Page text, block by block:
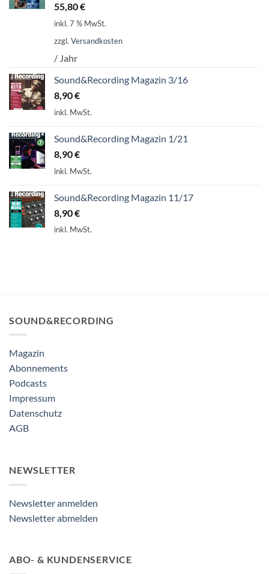
55,80€
inkl. 7 % MwSt.
zzgl. Versandkosten
/ Jahr
Sound&Recording Magazin 3/16
8,90€
inkl. MwSt.
Sound&Recording Magazin 1/21
8,90€
inkl. MwSt.
Sound&Recording Magazin 11/17
8,90€
inkl. MwSt.
SOUND&RECORDING
Magazin
Abonnements
Podcasts
Impressum
Datenschutz
AGB
NEWSLETTER
Newsletter anmelden
Newsletter abmelden
ABO- & KUNDENSERVICE